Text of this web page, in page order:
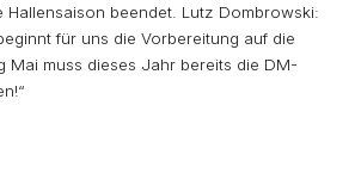
Hallensaison beendet. Lutz Dombrowski:
für uns die Vorbereitung auf die
Mai muss dieses Jahr bereits die DM-